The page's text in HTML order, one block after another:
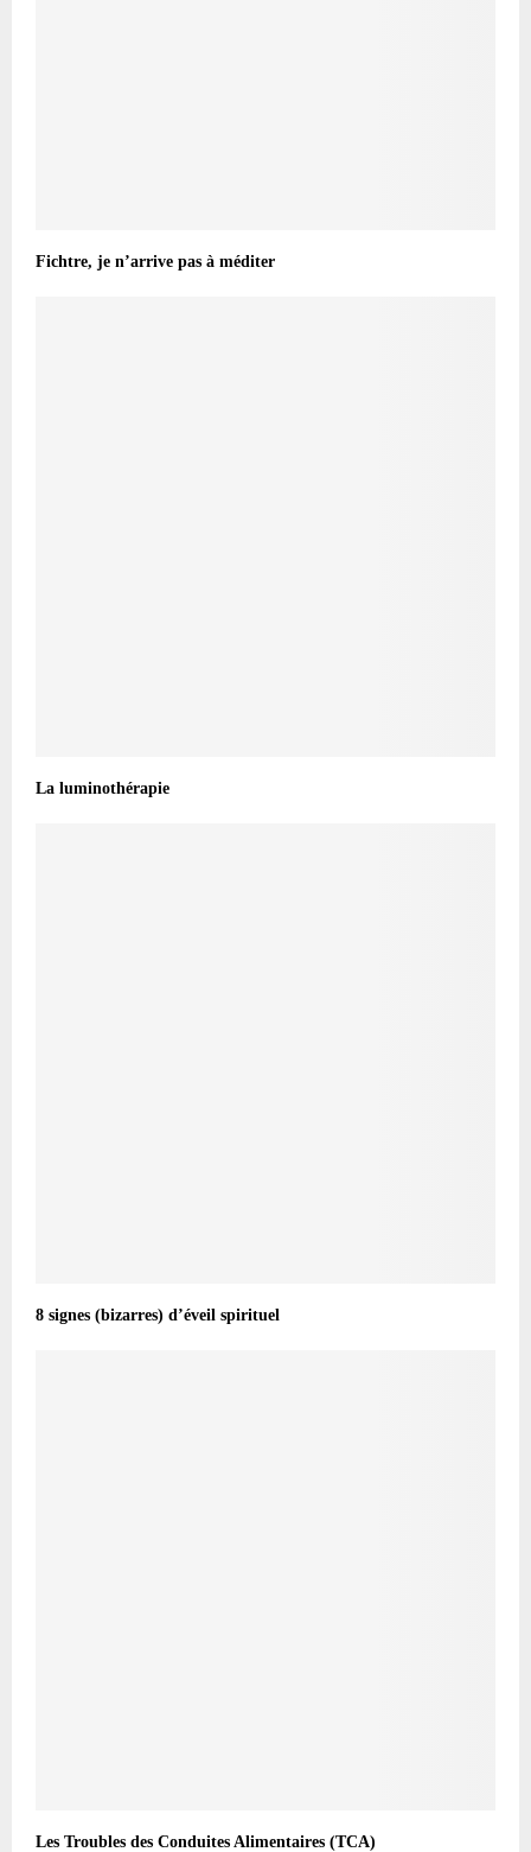
Fichtre, je n’arrive pas à méditer
La luminothérapie
8 signes (bizarres) d’éveil spirituel
Les Troubles des Conduites Alimentaires (TCA)